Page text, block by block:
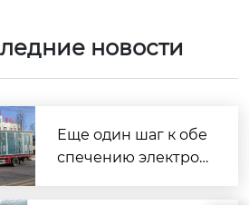
новости
Еще один шаг к обе
спечению электрос